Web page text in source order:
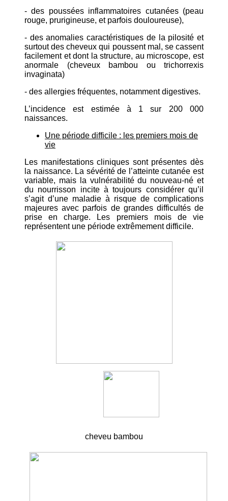
- des poussées inflammatoires cutanées (peau
rouge, prurigineuse, et parfois douloureuse),
- des anomalies caractéristiques de la pilosité et
surtout des cheveux qui poussent mal, se cassent
facilement et dont la structure, au microscope, est
anormale (cheveux bambou ou trichorrexis
invaginata)
- des allergies fréquentes, notamment digestives.
L’incidence est estimée à 1 sur 200 000
naissances.
Une période difficile : les premiers mois de
vie
Les manifestations cliniques sont présentes dès
la naissance. La sévérité de l’atteinte cutanée est
variable, mais la vulnérabilité du nouveau-né et
du nourrisson incite à toujours considérer qu’il
s’agit d’une maladie à risque de complications
majeures avec parfois de grandes difficultés de
prise en charge. Les premiers mois de vie
représentent une période extrêmement difficile.
cheveu bambou